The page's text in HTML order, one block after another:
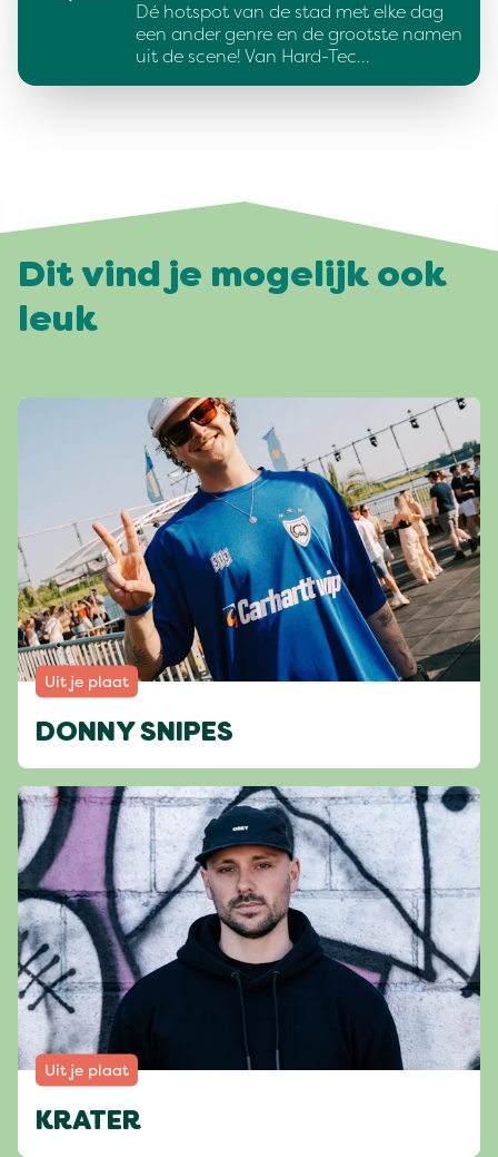
Dé hotspot van de stad met elke dag
een ander genre en de grootste namen
uit de scene! Van Hard-Tec…
Dit vind je mogelijk ook
leuk
Uit je plaat
DONNY SNIPES
Uit je plaat
KRATER